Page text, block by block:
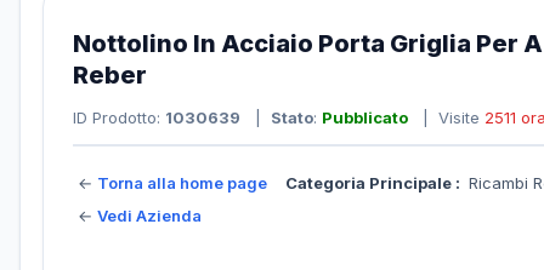
Nottolino In Acciaio Porta Griglia Per
Reber
ID Prodotto: 1030639 Stato: Pubblicato | Visite 2511
← Torna alla home page
← Vedi Azienda
Categoria Principale : Ricambi